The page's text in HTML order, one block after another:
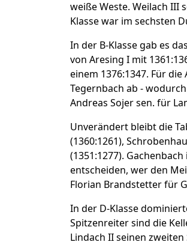
weiße Weste. Weilach III
Klasse war im sechsten
In der B-Klasse gab es
von Aresing I mit
einem 1376:1347. Für
Tegernbach ab -
Andreas Sojer sen. für
Unverändert bleibt die
(1360:1261),
(1351:1277).
entscheiden, wer den
Florian Brandstetter für
In der D-Klasse
Spitzenreiter sind die
Lindach II seinen